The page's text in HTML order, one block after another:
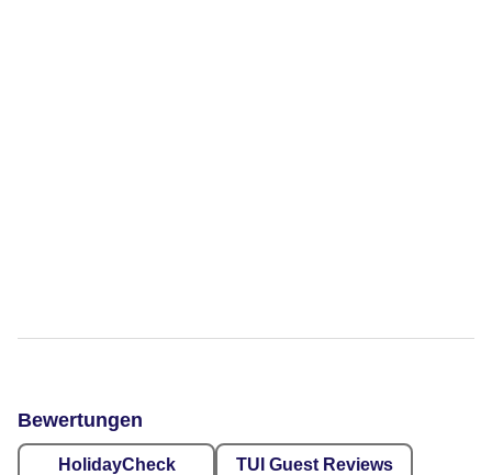
Bewertungen
HolidayCheck TUI Guest Reviews